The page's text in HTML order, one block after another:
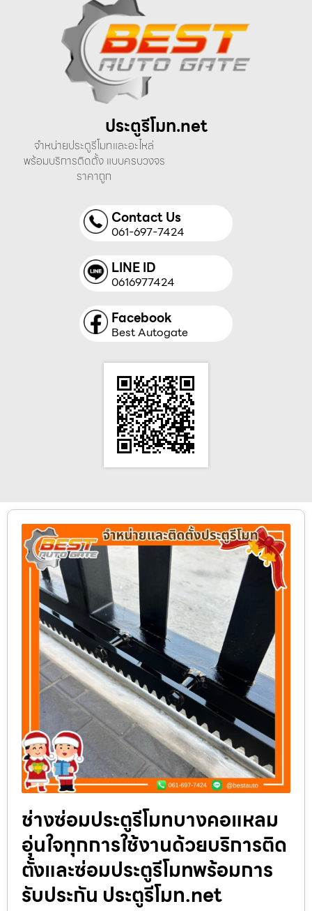
ประตูรีโมท.net
จำหน่ายประตูรีโมทและอะไหล่
พร้อมบริการติดตั้ง แบบครบวงจร
ราคาถูก
Contact Us
061-697-7424
LINE ID
0616977424
Facebook
Best Autogate
ช่างซ่อมประตูรีโมทบางคอแหลม
อุ่นใจทุกการใช้งานด้วยบริการติด
ตั้งและซ่อมประตูรีโมทพร้อมการ
รับประกัน ประตูรีโมท.net